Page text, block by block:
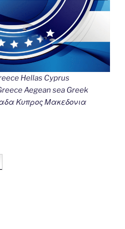
Hellas Cyprus
Aegean sea Greek
Κυπρος Μακεδονια